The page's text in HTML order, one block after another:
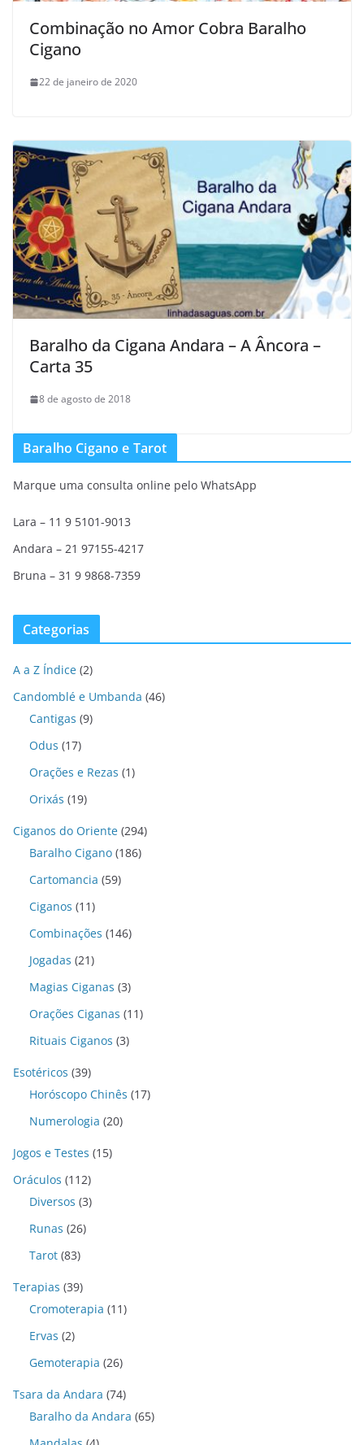
Combinação no Amor Cobra Baralho
Cigano
22 de janeiro de 2020
Baralho da Cigana Andara – A Âncora –
Carta 35
8 de agosto de 2018
Baralho Cigano e Tarot
Marque uma consulta online pelo WhatsApp
Lara – 11 9 5101-9013
Andara – 21 97155-4217
Bruna – 31 9 9868-7359
Categorias
A a Z Índice (2)
Candomblé e Umbanda (46)
Cantigas (9)
Odus (17)
Orações e Rezas (1)
Orixás (19)
Ciganos do Oriente (294)
Baralho Cigano (186)
Cartomancia (59)
Ciganos (11)
Combinações (146)
Jogadas (21)
Magias Ciganas (3)
Orações Ciganas (11)
Rituais Ciganos (3)
Esotéricos (39)
Horóscopo Chinês (17)
Numerologia (20)
Jogos e Testes (15)
Oráculos (112)
Diversos (3)
Runas (26)
Tarot (83)
Terapias (39)
Cromoterapia (11)
Ervas (2)
Gemoterapia (26)
Tsara da Andara (74)
Baralho da Andara (65)